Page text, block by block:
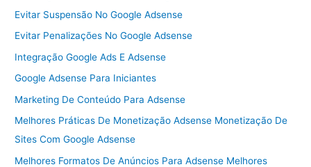
Evitar Suspensão No Google Adsense
Evitar Penalizações No Google Adsense
Integração Google Ads E Adsense
Google Adsense Para Iniciantes
Marketing De Conteúdo Para Adsense
Melhores Práticas De Monetização Adsense Monetização De
Sites Com Google Adsense
Melhores Formatos De Anúncios Para Adsense Melhores